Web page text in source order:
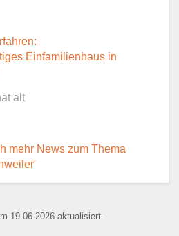
*
*
Einfamilienhaus in
alt
mehr News zum Thema
19.06.2026 aktualisiert.